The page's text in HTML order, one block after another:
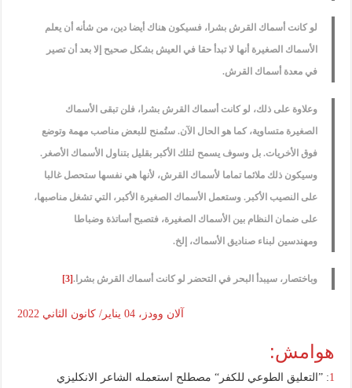
لو كانت أسماك القرش بشرا، فسيكون هناك أيضا دين، من شأنه أن يعلم
الأسماك الصغيرة أنها لا تبدأ حقا في العيش بشكل صحيح إلا بعد أن تصير
في معدة أسماك القرش.
وعلاوة على ذلك، لو كانت أسماك القرش بشرا، فلن تبقى الأسماك
الصغيرة متساوية، كما هو الحال الآن. ستُمنح للبعض مناصب مهمة وتوضع
فوق الأخريات. بل وسوف يسمح لتلك الأكبر بقليل بتناول الأسماك الأصغر.
وسيكون ذلك ملائما تماما لأسماك القرش، لأنها هي نفسها ستحصل غالبا
على النصيب الأكبر. وستعمل الأسماك الصغيرة الأكبر، التي تشغل مناصبها،
على ضمان النظام بين الأسماك الصغيرة، فتصبح أساتذة وضباطا
ومهندسين لبناء صناديق الأسماك، إلخ.
وباختصار، سيبدأ البحر في التحضر لو كانت أسماك القرش بشرا.[3]
آلان وودز، 04 يناير/ كانون الثاني 2022
هوامش:
1: ”التعليق الطوعي للكفر“ مصطلح استعمله الشاعر الانكليزي